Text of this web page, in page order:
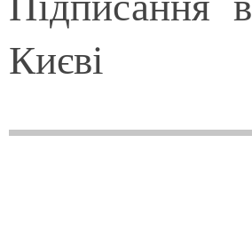
Києві